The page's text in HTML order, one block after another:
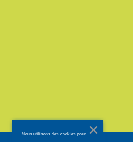
Nous utilisons des cookies pour